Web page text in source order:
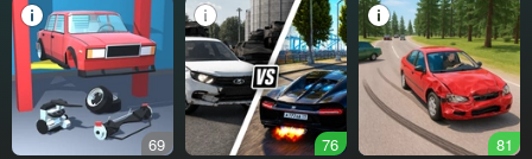
81
76
69